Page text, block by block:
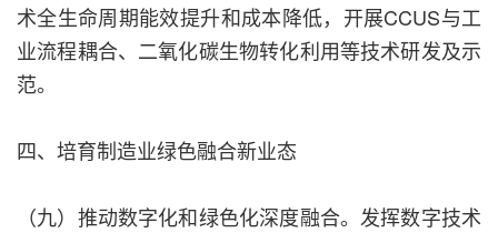
术全生命周期能效提升和成本降低，开展CCUS与工
业流程耦合、二氧化碳生物转化利用等技术研发及示
范。
四、培育制造业绿色融合新业态
（九）推动数字化和绿色化深度融合。发挥数字技术